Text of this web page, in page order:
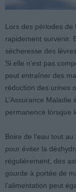
Lors des périodes de
rapidement survenir.
sécheresse des
Si elle n’est pas
peut entraîner des
réduction des urines
L’Assurance Maladie
permanence lorsque
Boire de l’eau tout
pour éviter la
régulièrement, des
gourde à portée de
l’alimentation peut